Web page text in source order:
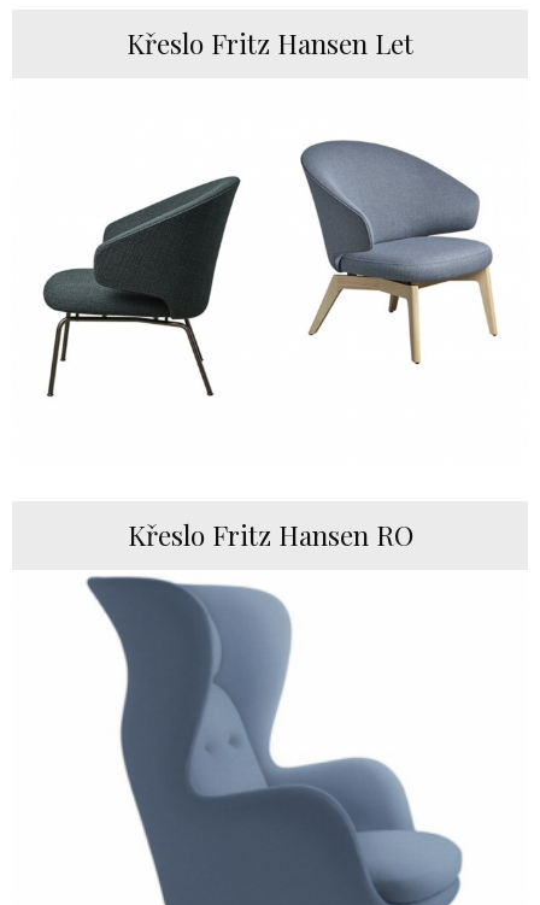
Křeslo Fritz Hansen Let
Křeslo Fritz Hansen RO